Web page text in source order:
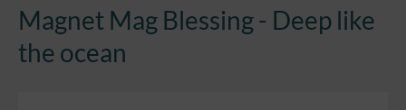
Magnet Mag Blessing - Deep like
the ocean